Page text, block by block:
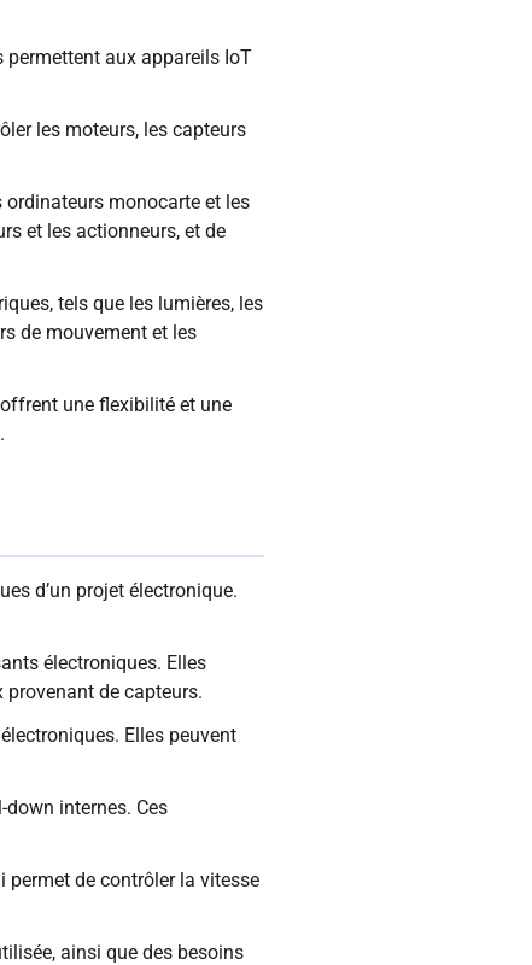
permettent aux appareils IoT
les moteurs, les capteurs
monocarte et les
et les actionneurs, et de
tels que les lumières, les
de mouvement et les
une flexibilité et une
d’un projet électronique.
électroniques. Elles
provenant de capteurs.
Elles peuvent
internes. Ces
permet de contrôler la vitesse
ainsi que des besoins